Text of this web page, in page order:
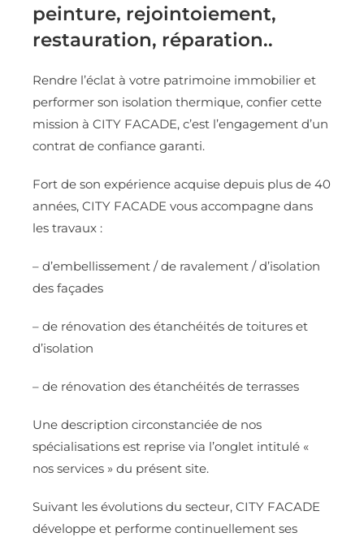
peinture, rejointoiement,
restauration, réparation..
Rendre l’éclat à votre patrimoine immobilier et
performer son isolation thermique, confier cette
mission à CITY FACADE, c’est l’engagement d’un
contrat de confiance garanti.
Fort de son expérience acquise depuis plus de 40
années, CITY FACADE vous accompagne dans
les travaux :
– d’embellissement / de ravalement / d’isolation
des façades
– de rénovation des étanchéités de toitures et
d’isolation
– de rénovation des étanchéités de terrasses
Une description circonstanciée de nos
spécialisations est reprise via l’onglet intitulé «
nos services » du présent site.
Suivant les évolutions du secteur, CITY FACADE
développe et performe continuellement ses